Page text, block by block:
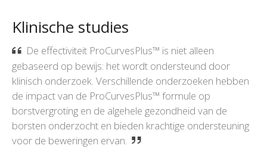
Klinische studies
De effectiviteit ProCurvesPlus™ is niet alleen
gebaseerd op bewijs: het wordt ondersteund door
klinisch onderzoek. Verschillende onderzoeken hebben
de impact van de ProCurvesPlus™ formule op
borstvergroting en de algehele gezondheid van de
borsten onderzocht en bieden krachtige ondersteuning
voor de beweringen ervan.